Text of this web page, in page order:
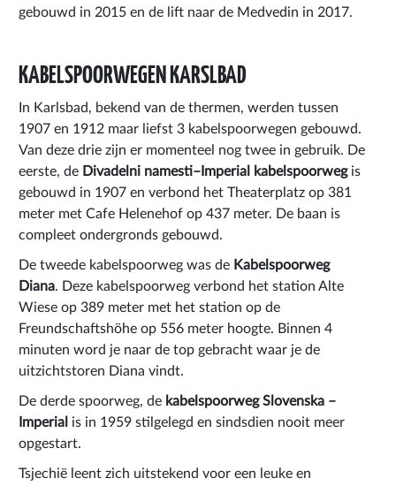
gebouwd in 2015 en de lift naar de Medvedin in 2017.
KABELSPOORWEGEN KARSLBAD
In Karlsbad, bekend van de thermen, werden tussen
1907 en 1912 maar liefst 3 kabelspoorwegen gebouwd.
Van deze drie zijn er momenteel nog twee in gebruik. De
eerste, de Divadelni namesti–Imperial kabelspoorwegis
gebouwd in 1907 en verbond het Theaterplatz op 381
meter met Cafe Helenehof op 437 meter. De baan is
compleet ondergronds gebouwd.
De tweede kabelspoorweg was de Kabelspoorweg
Diana. Deze kabelspoorweg verbond het station Alte
Wiese op 389 meter met het station op de
Freundschaftshöhe op 556 meter hoogte. Binnen 4
minuten word je naar de top gebracht waar je de
uitzichtstoren Diana vindt.
De derde spoorweg, de kabelspoorweg Slovenska –
Imperial is in 1959 stilgelegd en sindsdien nooit meer
opgestart.
Tsjechië leent zich uitstekend voor een leuke en